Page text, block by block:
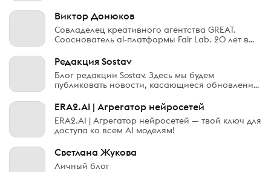
которые помогут современным компаниям
мыслить стратегически, действоват
Виктор Донюков
Совладелец креативного агентства GREAT.
Сооснователь ai-платформы Fair Lab. 20 лет в
сотни реализованных кампаний. Преподаю,
выступаю, жюрю фестивали. Верю,
Редакция Sostav
Блог редакции Sostav. Здесь мы будем
публиковать новости, касающиеся обновлений
распространённые вопросы и делиться
интересными фактами о жизни издания.
Подписывайтесь!
ERA2.AI | Агрегатор нейросетей
ERA2.AI | Агрегатор нейросетей — твой ключ для
доступа ко всем AI моделям!
Светлана Жукова
Личный блог